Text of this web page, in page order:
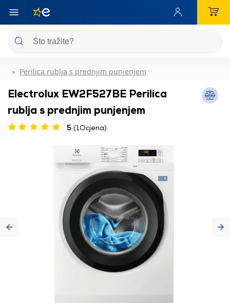
Perilica rublja s prednjim punjenjem
Electrolux EW2F527BE Perilica
rublja s prednjim punjenjem
5 (1Ocjena)
Previous